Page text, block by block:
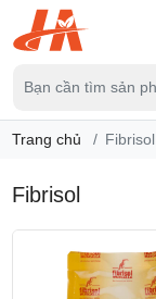
Trang chủ Fibrisol
Fibrisol